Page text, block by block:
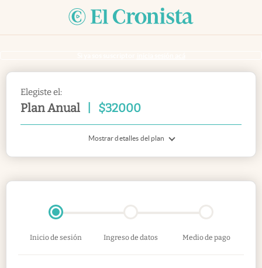
Elegiste el:
Plan Anual $32000
Mostrar detalles del plan
Inicio de sesión Ingreso de datos Medio de pago